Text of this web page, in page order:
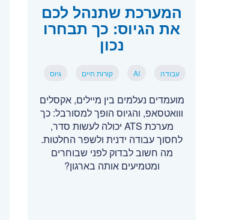
המערכת שתנהל לכם
את הגיוס: כך תבחרו
נכון
עבודה AI קורות חיים גיוס
מועמדים נעלמים בין מיילים, אקסלים
ווואטסאפ, והגיוס הופך למסורבל: כך
מערכת ATS יכולה לעשות סדר,
לחסוך עבודה ידנית ולשפר החלטות.
מה חשוב לבדוק לפני שבוחרים
ומטמיעים אותה בארגון?